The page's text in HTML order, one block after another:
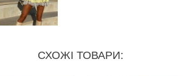
СХОЖІ ТОВАРИ: